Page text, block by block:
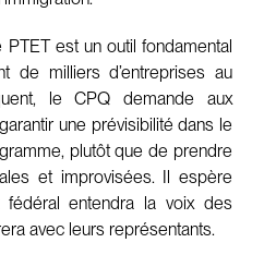
est un outil fondamental
de milliers d’entreprises au
le CPQ demande aux
une prévisibilité dans le
plutôt que de prendre
et improvisées. Il espère
fédéral entendra la voix des
avec leurs représentants.